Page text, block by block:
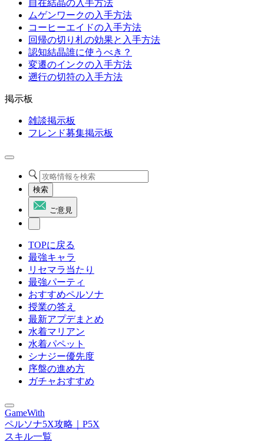
自在結晶の入手方法
ムゲンワークの入手方法
コーヒーエイドの入手方法
回帰の切り札の効果と入手方法
認知結晶誰に使うべき？
変遷のインクの入手方法
遡行の切符の入手方法
掲示板
雑談掲示板
フレンド募集掲示板
検索
ご意見
TOPに戻る
最強キャラ
リセマラ当たり
最強パーティ
おすすめペルソナ
授業の答え
最新アプデまとめ
水着マリアン
水着パペット
シナジー優先度
序盤の進め方
ガチャおすすめ
GameWith
ペルソナ5X攻略｜P5X
スキル一覧